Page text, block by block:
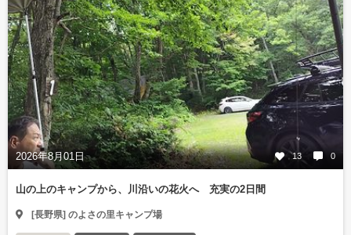
2026年8月01日 13 0
山の上のキャンプから、川沿いの花火へ 充実の2日間
[長野県] のよさの里キャンプ場